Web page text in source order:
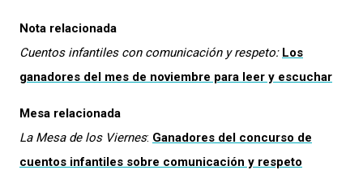
Nota relacionada
Cuentos infantiles con comunicación y respeto: Los
ganadores del mes de noviembre para leer y escuchar
Mesa relacionada
La Mesa de los Viernes: Ganadores del concurso de
cuentos infantiles sobre comunicación y respeto